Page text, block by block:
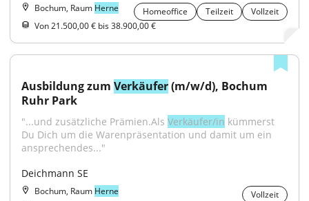
Bochum, Raum Herne Homeoffice Teilzeit
Vollzeit
Von 21.500,00 € bis 38.900,00 €
Ausbildung zum Verkäufer (m/w/d), Bochum
Ruhr Park
"...und zusätzliche Prämien.Als Verkäufer/in kümmerst
Du Dich um die Warenpräsentation und damit um ein
ansprechendes..."
Deichmann SE
Bochum, Raum Herne
Vollzeit